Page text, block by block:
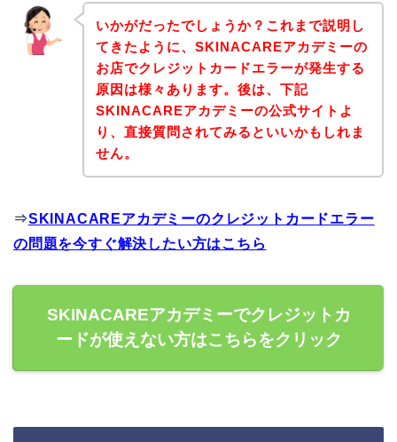
いかがだったでしょうか？これまで説明し
てきたように、SKINACAREアカデミーの
お店でクレジットカードエラーが発生する
原因は様々あります。後は、下記
SKINACAREアカデミーの公式サイトよ
り、直接質問されてみるといいかもしれま
せん。
⇒SKINACAREアカデミーのクレジットカードエラー
の問題を今すぐ解決したい方はこちら
SKINACAREアカデミーでクレジットカ
ードが使えない方はこちらをクリック